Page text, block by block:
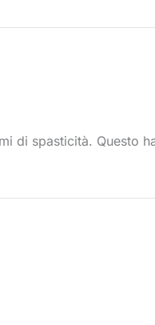
di spasticità. Questo